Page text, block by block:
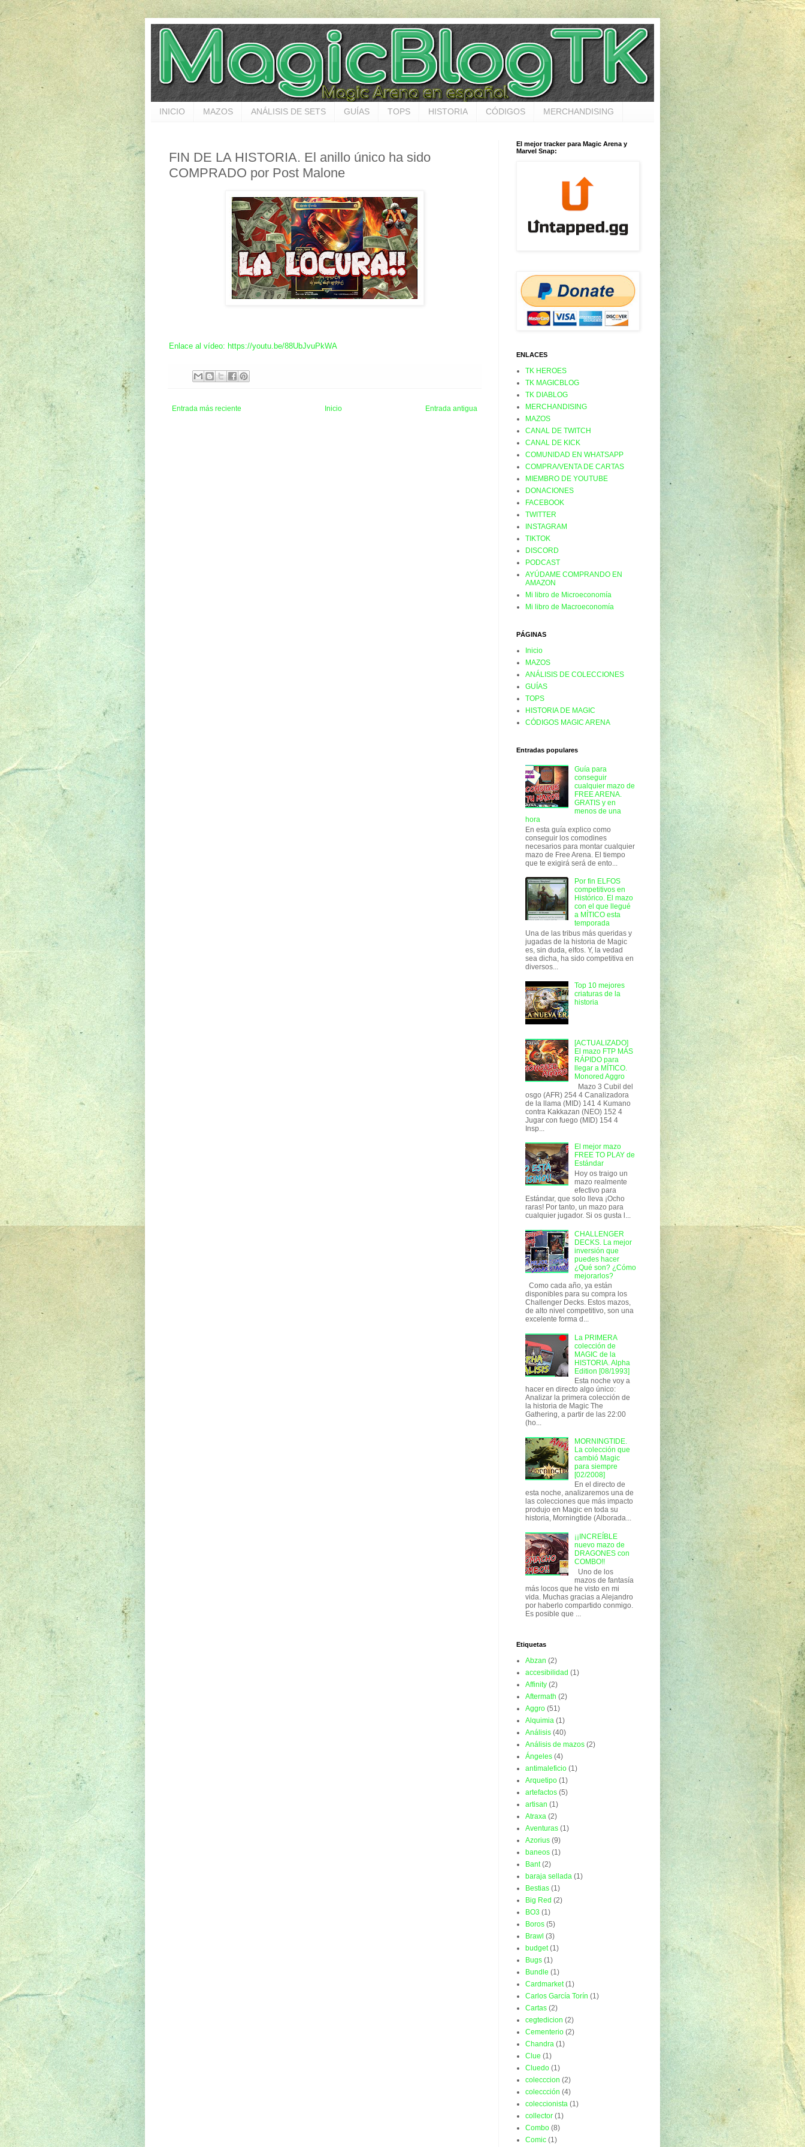
INICIO MAZOS ANÁLISIS DE SETS GUÍAS TOPS HISTORIA CÓDIGOS MERCHANDISING
FIN DE LA HISTORIA. El anillo único ha sido
COMPRADO por Post Malone
Enlace al vídeo: https://youtu.be/88UbJvuPkWA
Entrada más reciente Entrada antigua
Inicio
El mejor tracker para Magic Arena y
Marvel Snap:
ENLACES
TK HEROES
TK MAGICBLOG
TK DIABLOG
MERCHANDISING
MAZOS
CANAL DE TWITCH
CANAL DE KICK
COMUNIDAD EN WHATSAPP
COMPRA/VENTA DE CARTAS
MIEMBRO DE YOUTUBE
DONACIONES
FACEBOOK
TWITTER
INSTAGRAM
TIKTOK
DISCORD
PODCAST
AYÚDAME COMPRANDO EN
AMAZON
Mi libro de Microeconomía
Mi libro de Macroeconomía
PÁGINAS
Inicio
MAZOS
ANÁLISIS DE COLECCIONES
GUÍAS
TOPS
HISTORIA DE MAGIC
CÓDIGOS MAGIC ARENA
Entradas populares
Guía para
conseguir
cualquier mazo de
FREE ARENA.
GRATIS y en
menos de una
hora
En esta guía explico como
conseguir los comodines
necesarios para montar cualquier
mazo de Free Arena. El tiempo
que te exigirá será de ento...
Por fin ELFOS
competitivos en
Histórico. El mazo
con el que llegué
a MÍTICO esta
temporada
Una de las tribus más queridas y
jugadas de la historia de Magic
es, sin duda, elfos. Y, la vedad
sea dicha, ha sido competitiva en
diversos...
Top 10 mejores
criaturas de la
historia
[ACTUALIZADO]
El mazo FTP MÁS
RÁPIDO para
llegar a MÍTICO.
Monored Aggro
Mazo 3 Cubil del
osgo (AFR) 254 4 Canalizadora
de la llama (MID) 141 4 Kumano
contra Kakkazan (NEO) 152 4
Jugar con fuego (MID) 154 4
Insp...
El mejor mazo
FREE TO PLAY de
Estándar
Hoy os traigo un
mazo realmente
efectivo para
Estándar, que solo lleva ¡Ocho
raras! Por tanto, un mazo para
cualquier jugador. Si os gusta l...
CHALLENGER
DECKS. La mejor
inversión que
puedes hacer
¿Qué son? ¿Cómo
mejorarlos?
Como cada año, ya están
disponibles para su compra los
Challenger Decks. Estos mazos,
de alto nivel competitivo, son una
excelente forma d...
La PRIMERA
colección de
MAGIC de la
HISTORIA. Alpha
Edition [08/1993]
Esta noche voy a
hacer en directo algo único:
Analizar la primera colección de
la historia de Magic The
Gathering, a partir de las 22:00
(ho...
MORNINGTIDE.
La colección que
cambió Magic
para siempre
[02/2008]
En el directo de
esta noche, analizaremos una de
las colecciones que más impacto
produjo en Magic en toda su
historia, Morningtide (Alborada...
¡¡INCREÍBLE
nuevo mazo de
DRAGONES con
COMBO!!
Uno de los
mazos de fantasía
más locos que he visto en mi
vida. Muchas gracias a Alejandro
por haberlo compartido conmigo.
Es posible que ...
Etiquetas
Abzan (2)
accesibilidad (1)
Affinity (2)
Aftermath (2)
Aggro (51)
Alquimia (1)
Análisis (40)
Análisis de mazos (2)
Ángeles (4)
antimaleficio (1)
Arquetipo (1)
artefactos (5)
artisan (1)
Atraxa (2)
Aventuras (1)
Azorius (9)
baneos (1)
Bant (2)
baraja sellada (1)
Bestias (1)
Big Red (2)
BO3 (1)
Boros (5)
Brawl (3)
budget (1)
Bugs (1)
Bundle (1)
Cardmarket (1)
Carlos García Torín (1)
Cartas (2)
cegtedicion (2)
Cementerio (2)
Chandra (1)
Clue (1)
Cluedo (1)
colecccion (2)
coleccción (4)
coleccionista (1)
collector (1)
Combo (8)
Comic (1)